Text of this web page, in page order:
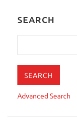
SEARCH
Advanced Search